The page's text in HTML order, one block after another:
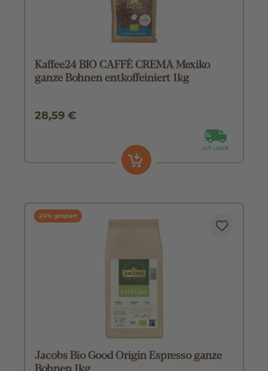
Kaffee24 BIO CAFFÈ CREMA Mexiko
ganze Bohnen entkoffeiniert 1kg
28,59 €
24% gespart
Jacobs Bio Good Origin Espresso ganze
Bohnen 1kg